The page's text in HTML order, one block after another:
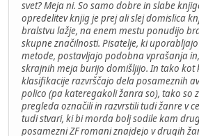
svet? Meja ni. So samo dobre in slabe
opredelitev knjig je prej ali slej domislica
bralstvu lažje, na enem mestu ponudijo
skupne značilnosti. Pisatelje, ki
metode, postavljajo podobna vprašanja in,
skrajnih meja burijo domišljijo. In tako kot
klasifikacije razvrščajo dela posameznih
polico (pa kateregakoli žanra so), tako so
pregleda označili in razvrstili tudi žanre v
tudi stvari, ki bi morda bolj sodile kam
posamezni ZF romani znajdejo v drugih